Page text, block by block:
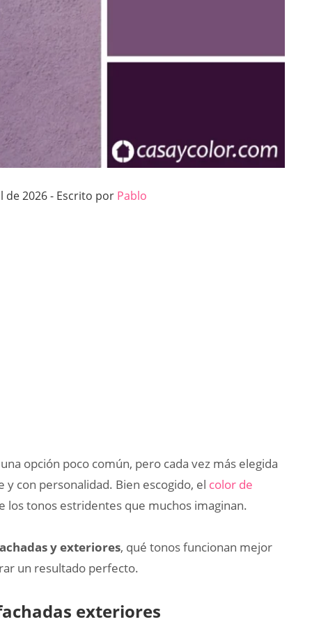
de 2026 - Escrito por Pablo
opción poco común, pero cada vez más elegida
con personalidad. Bien escogido, el color de
los tonos estridentes que muchos imaginan.
y exteriores, qué tonos funcionan mejor
un resultado perfecto.
exteriores